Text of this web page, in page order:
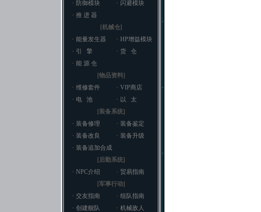
・ 防御模块 ・ 闪避模块
・ 推 进 器
[机械仓]
・ 能量发生器 ・ HP增益模块
・ 引 擎 ・ 货 仓
・ 能 源 仓
[物品资料]
・ 维修套件 ・ VIP商店
・ 电 池 ・ 以 太
[装备系统]
・ 装备修理 ・ 装备鉴定
・ 装备改良 ・ 装备升级
・ 装备追加合成
[后勤系统]
・ NPC介绍 ・ 贸易指南
[军事行动]
・ 交友指南 ・ 组队指南
・ 创建舰队 ・ 机械敌人